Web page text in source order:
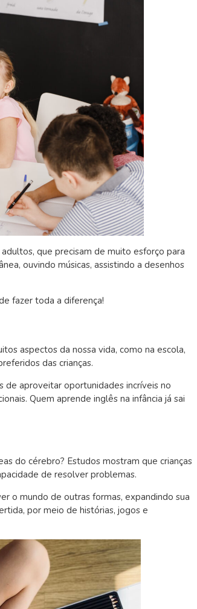
que precisam de muito esforço para
ouvindo músicas, assistindo a desenhos
fazer toda a diferença!
aspectos da nossa vida, como na escola,
das crianças.
de aproveitar oportunidades incríveis no
Quem aprende inglês na infância já sai
do cérebro? Estudos mostram que crianças
de resolver problemas.
o mundo de outras formas, expandindo sua
por meio de histórias, jogos e